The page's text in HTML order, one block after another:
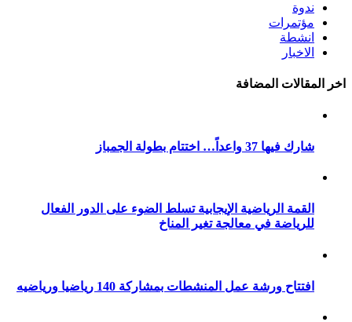
ندوة
مؤتمرات
انشطة
الاخبار
اخر المقالات المضافة
شارك فيها 37 واعداً… اختتام بطولة الجمباز
القمة الرياضية الإيجابية تسلط الضوء على الدور الفعال
للرياضة في معالجة تغير المناخ
افتتاح ورشة عمل المنشطات بمشاركة 140 رياضيا ورياضيه